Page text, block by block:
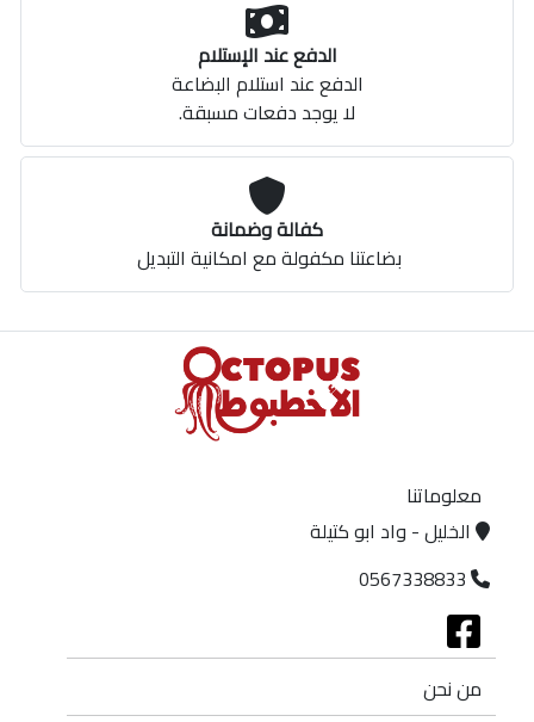
الدفع عند الإستلام
الدفع عند استلام البضاعة
لا يوجد دفعات مسبقة.
كفالة وضمانة
بضاعتنا مكفولة مع امكانية التبديل
معلوماتنا
الخليل - واد ابو كتيلة
0567338833
من نحن